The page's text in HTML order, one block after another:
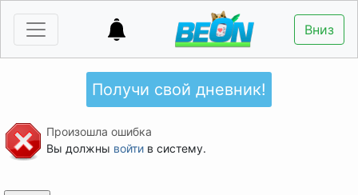
Вниз
Получи свой дневник!
Произошла ошибка
Вы должны войтив систему.